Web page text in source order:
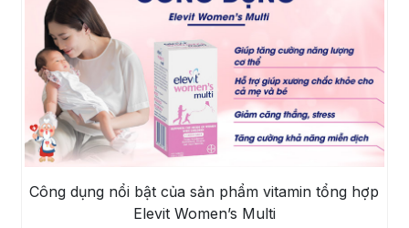
Công dụng nổi bật của sản phẩm vitamin tổng hợp
Elevit Women’s Multi